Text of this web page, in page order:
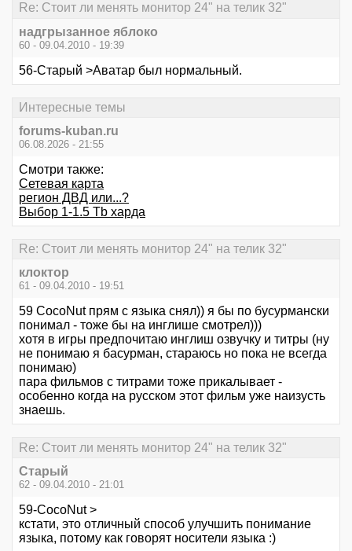
Re: Стоит ли менять монитор 24" на телик 32"
надгрызанное яблоко
60 - 09.04.2010 - 19:39
56-Старый >Аватар был нормальный.
Интересные темы
forums-kuban.ru
06.08.2026 - 21:55
Смотри также:
Сетевая карта
регион ДВД или...?
Выбор 1-1.5 Tb харда
Re: Стоит ли менять монитор 24" на телик 32"
клоктор
61 - 09.04.2010 - 19:51
59 CocoNut прям с языка снял)) я бы по бусурмански
понимал - тоже бы на инглише смотрел)))
хотя в игры предпочитаю инглиш озвучку и титры (ну
не понимаю я басурман, стараюсь но пока не всегда
понимаю)
пара фильмов с титрами тоже прикалывает -
особенно когда на русском этот фильм уже наизусть
знаешь.
Re: Стоит ли менять монитор 24" на телик 32"
Старый
62 - 09.04.2010 - 21:01
59-CocoNut >
кстати, это отличный способ улучшить понимание
языка, потому как говорят носители языка :)